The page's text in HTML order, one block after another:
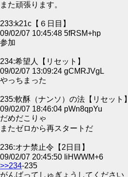
また頑張ります。
233:k21c【６日目】
09/02/07 10:45:48 5fRSM+hp
参加
234:希望人【リセット】
09/02/07 13:09:24 gCMRJVgL
やっちまった
235:軟酥（ナンソ）の法【リセット】
09/02/07 18:46:04 pWn8qpYu
だめだこりゃ
またゼロから再スタートだ
236:オナ禁止令【2日目】
09/02/07 20:45:50 IiHWWM+6
>>234-235
がんばってしゅぎょうしてください